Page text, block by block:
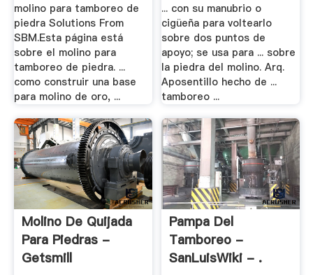
molino para tamboreo de
piedra Solutions From
SBM.Esta página está
sobre el molino para
tamboreo de piedra. ...
como construir una base
para molino de oro, ...
... con su manubrio o
cigüeña para voltearlo
sobre dos puntos de
apoyo; se usa para ... sobre
la piedra del molino. Arq.
Aposentillo hecho de ...
tamboreo ...
Molino De Quijada
Para Piedras -
Getsmill
Pampa Del
Tamboreo -
SanLuisWiki - .